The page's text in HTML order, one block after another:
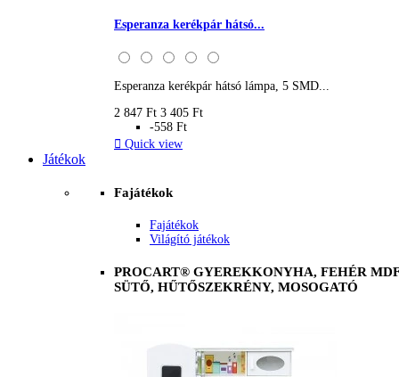
Esperanza kerékpár hátsó...
Esperanza kerékpár hátsó lámpa, 5 SMD...
2 847 Ft 3 405 Ft
-558 Ft
 Quick view
Játékok
Fajátékok
Fajátékok
Világító játékok
PROCART® GYEREKKONYHA, FEHÉR
SÜTŐ, HŰTŐSZEKRÉNY, MOSOGATÓ